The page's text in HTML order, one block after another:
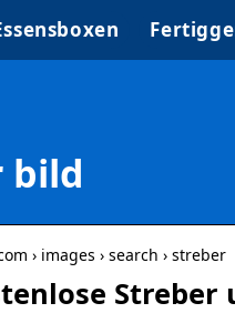
bild
› images › search › streber
Streber